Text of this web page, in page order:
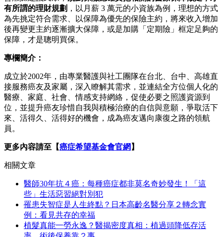
有所謂的理財規劃 ，以月薪 3 萬元的小資族為例，理想的方式
為先挑定符合需求、以保障為優先的保險主約，將來收入增加
後再變更主約逐漸擴大保障，或是加購「定期險」框定足夠的
保障，才是聰明買保。
專欄簡介：
成立於2002年，由專業醫護與社工團隊在台北、台中、高雄直
接服務癌友及家屬，深入瞭解其需求，並連結全方位個人化的
醫療、家庭、社會、情感支持網絡，促使必要之照護資源到
位，並提升癌友珍惜自我與積極治療的自信與意願，爭取活下
來、活得久、活得好的機會，成為癌友邁向康復之路的領航
員。
更多內容請至【癌症希望基金會官網 】
相關文章
醫師30年抗４癌：每種癌症都非莫名奇妙發生！「這
些」生活惡習絕對別犯
罹患失智症是人生終點？日本高齡名醫分享２轉念實
例：看見共存的幸福
植髮真能一勞永逸？醫揭密度真相：植過頭降低存活